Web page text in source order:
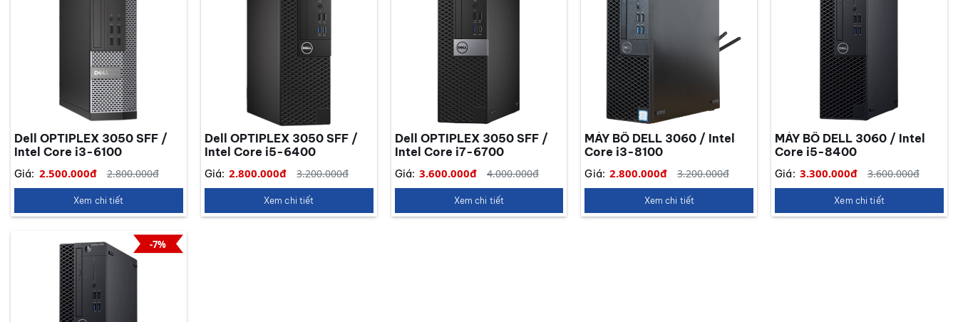
Dell OPTIPLEX 3050 SFF /
Intel Core i3-6100
Giá: 2.500.000đ 2.800.000đ
Xem chi tiết
Dell OPTIPLEX 3050 SFF /
Intel Core i5-6400
Giá: 2.800.000đ 3.200.000đ
Xem chi tiết
Dell OPTIPLEX 3050 SFF /
Intel Core i7-6700
Giá: 3.600.000đ 4.000.000đ
Xem chi tiết
MÁY BÔ DELL 3060 / Intel
Core i3-8100
Giá: 2.800.000đ 3.200.000đ
Xem chi tiết
MÁY BÔ DELL 3060 / Intel
Core i5-8400
Giá: 3.300.000đ 3.600.000đ
Xem chi tiết
-7%